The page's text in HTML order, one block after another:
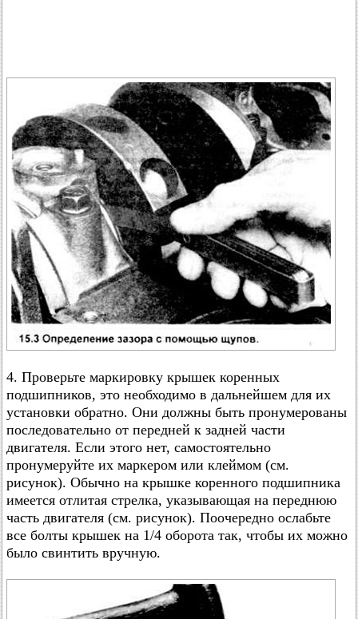
4. Проверьте маркировку крышек коренных
подшипников, это необходимо в дальнейшем для их
установки обратно. Они должны быть пронумерованы
последовательно от передней к задней части
двигателя. Если этого нет, самостоятельно
пронумеруйте их маркером или клеймом (см.
рисунок). Обычно на крышке коренного подшипника
имеется отлитая стрелка, указывающая на переднюю
часть двигателя (см. рисунок). Поочередно ослабьте
все болты крышек на 1/4 оборота так, чтобы их можно
было свинтить вручную.